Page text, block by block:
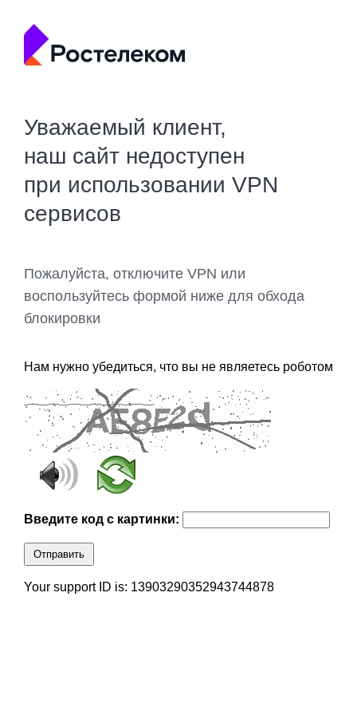
Уважаемый клиент,
наш сайт недоступен
при использовании VPN
сервисов
Пожалуйста, отключите VPN или
воспользуйтесь формой ниже для обхода
блокировки
Нам нужно убедиться, что вы не являетесь роботом
Введите код с картинки:
Отправить
Your support ID is: 13903290352943744878